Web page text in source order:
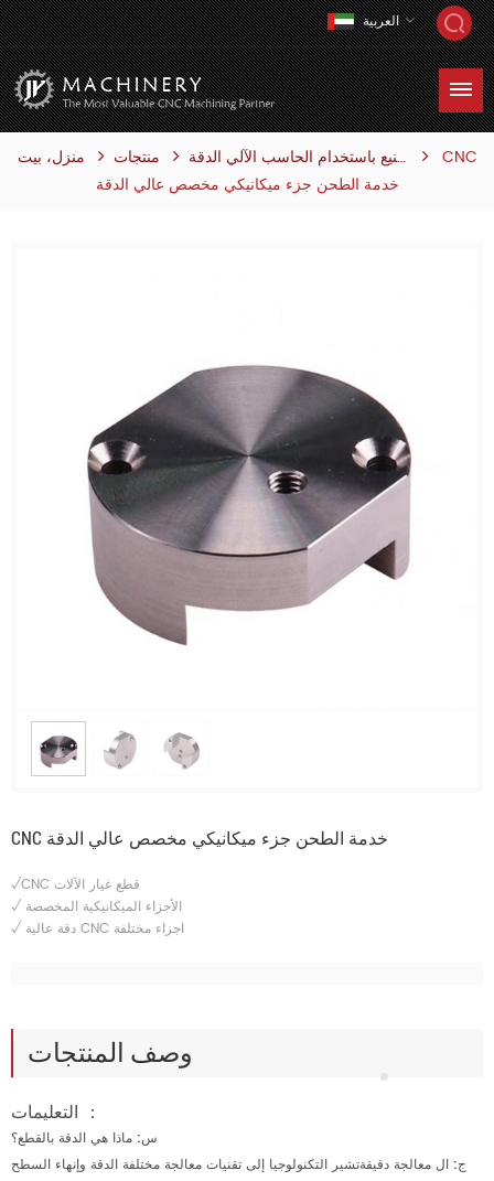
العربية
منزل، بيت منتجات التصنيع باستخدام الحاسب الآلي الدقة
CNC
خدمة الطحن جزء ميكانيكي مخصص عالي الدقة
CNC خدمة الطحن جزء ميكانيكي مخصص عالي الدقة
√CNC قطع غيار الآلات
√ الأجزاء الميكانيكية المخصصة
√
دقة عالية CNC اجزاء مختلفة
وصف المنتجات
التعليمات ：
س: ماذا هي الدقة بالقطع؟
ج: ال معالجة دقيقةتشير التكنولوجيا إلى تقنيات معالجة مختلفة الدقة وإنهاء السطح